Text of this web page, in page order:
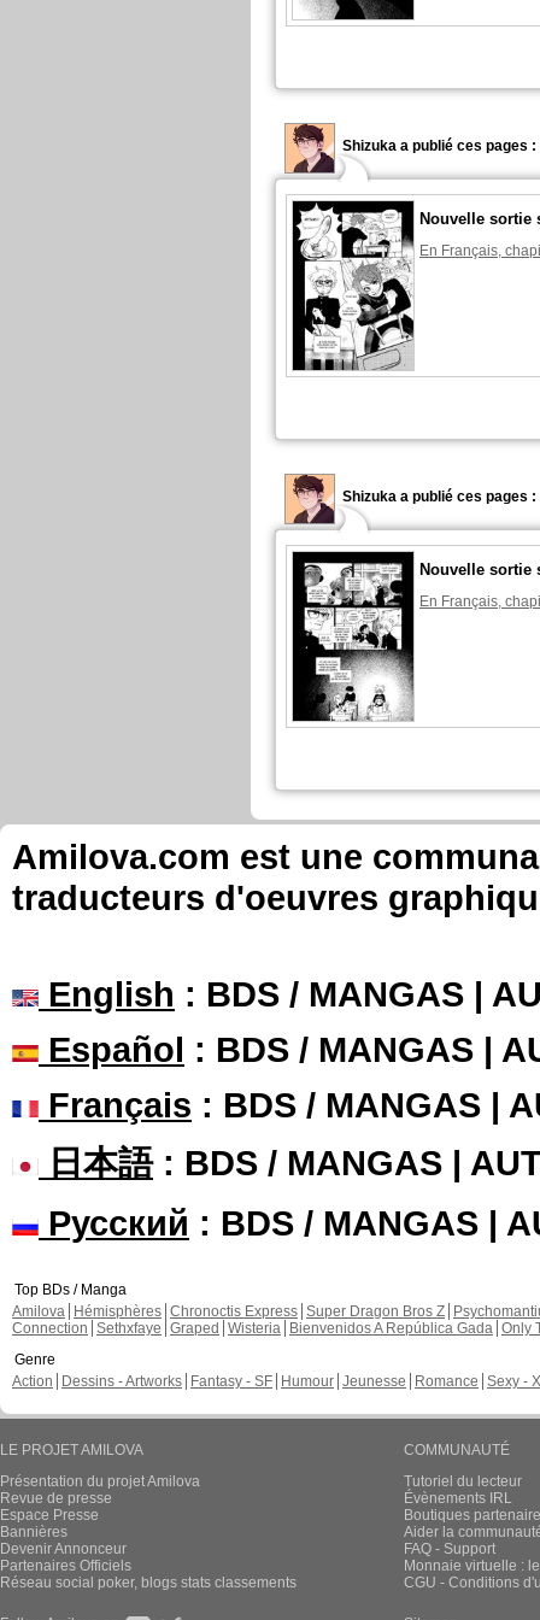
Shizuka a publié ces pages :
Nouvelle sortie
En Français,
Shizuka a publié ces pages :
Nouvelle sortie
En Français,
Amilova.com est une
traducteurs d'oeuvres
English : BDS / MANGAS |
Español : BDS / MANGAS |
Français : BDS / MANGAS |
日本語: BDS / MANGAS |
Русский : BDS / MANGAS |
Top BDs / Manga
Amilova
Hémisphères Chronoctis Express Super Dragon Bros Z
Connection Sethxfaye Graped Wisteria Bienvenidos A República Gada Only
Genre
Action
Dessins - Artworks Fantasy - SF Humour Jeunesse Romance Sexy -
LE PROJET AMILOVA
Présentation du projet Amilova
Revue de presse
Espace Presse
Bannières
Devenir Annonceur
Partenaires Officiels
Réseau social poker, blogs stats classements
COMMUNAUTÉ
Tutoriel du lecteur
Évènements IRL
Boutiques
Aider la
FAQ - Support
Monnaie virtuelle :
CGU - Conditions